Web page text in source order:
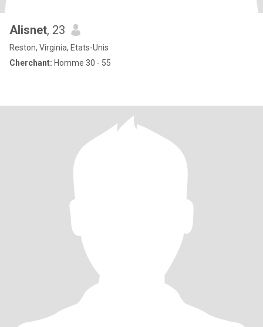
Alisnet, 23
Reston, Virginia, Etats-Unis
Cherchant: Homme 30 - 55